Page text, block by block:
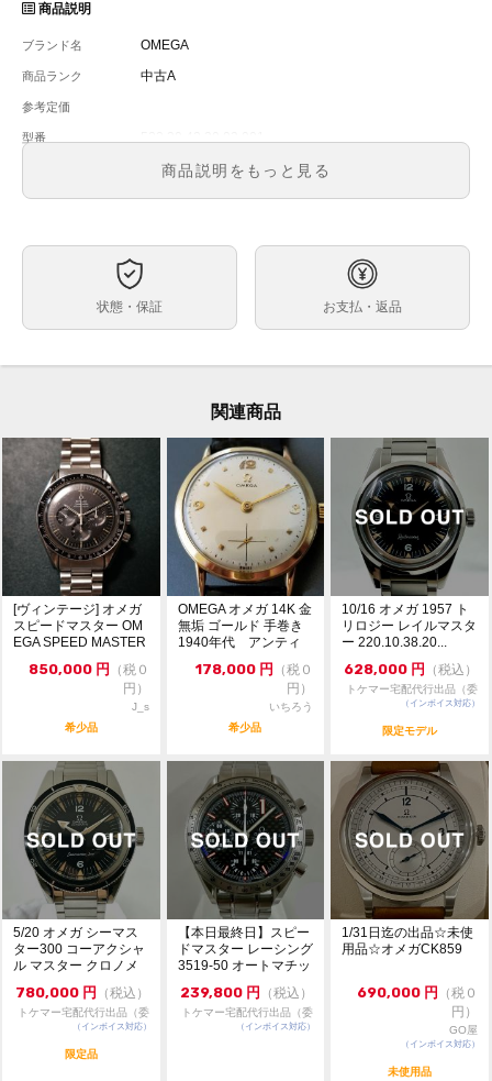
商品説明
ブランド名 OMEGA
商品ランク 中古A
参考定価
型番
メンズ
文字盤 ブルー
42mm
素材 ステンレススチール
ブレスに小さい傷が御座いますが、全体的に綺麗な中古
品で御座います。
コメント
2018年新作、東京オリンピック2020の日本限定2020本
のモデルで御座います。
※店頭でも販売をしておりますので、売り切れの際はご
了承ください。
ご来店前に在庫の有無のご確認をお勧めします。
※価格に関してのお問い合わせはメッセージでご質問頂
いてもお答えしておりません。直接店頭へお問い合わせ
ください。
お問い合わせ先
大黒屋 時計館中野店
商品説明をもっと見る
状態・保証 お支払・返品
関連商品
[ヴィンテージ] オメガ
スピードマスター OM
EGA SPEED MASTER
850,000 円
（税０
円）
J_s
希少品
OMEGA オメガ 14K 金
無垢 ゴールド 手巻き
1940年代 アンティ
178,000 円
（税０
円）
いちろう
希少品
10/16 オメガ 1957 ト
リロジー レイルマスタ
ー 220.10.38.20...
628,000 円 （税込）
トケマー宅配代行出品（委
託販売）
（インボイス対応）
限定モデル
5/20 オメガ シーマス
ター300 コーアクシャ
ル マスター クロノメ
780,000 円 （税込）
トケマー宅配代行出品（委
託販売）
（インボイス対応）
限定品
【本日最終日】スピー
ドマスター レーシング
3519-50 オートマチッ
239,800 円 （税込）
トケマー宅配代行出品（委
託販売）
（インボイス対応）
1/31日迄の出品☆未使
用品☆オメガCK859
690,000 円 （税０
円）
GO屋
（インボイス対応）
未使用品